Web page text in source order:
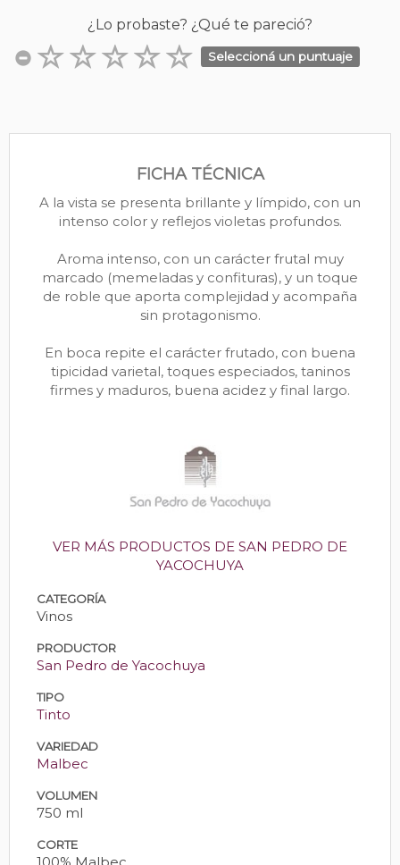
¿Lo probaste? ¿Qué te pareció?
Seleccioná un puntuaje
FICHA TÉCNICA
A la vista se presenta brillante y límpido, con un
intenso color y reflejos violetas profundos.
Aroma intenso, con un carácter frutal muy
marcado (memeladas y confituras), y un toque
de roble que aporta complejidad y acompaña
sin protagonismo.
En boca repite el carácter frutado, con buena
tipicidad varietal, toques especiados, taninos
firmes y maduros, buena acidez y final largo.
VER MÁS PRODUCTOS DE SAN PEDRO DE
YACOCHUYA
CATEGORÍA
Vinos
PRODUCTOR
San Pedro de Yacochuya
TIPO
Tinto
VARIEDAD
Malbec
VOLUMEN
750 ml
CORTE
100% Malbec